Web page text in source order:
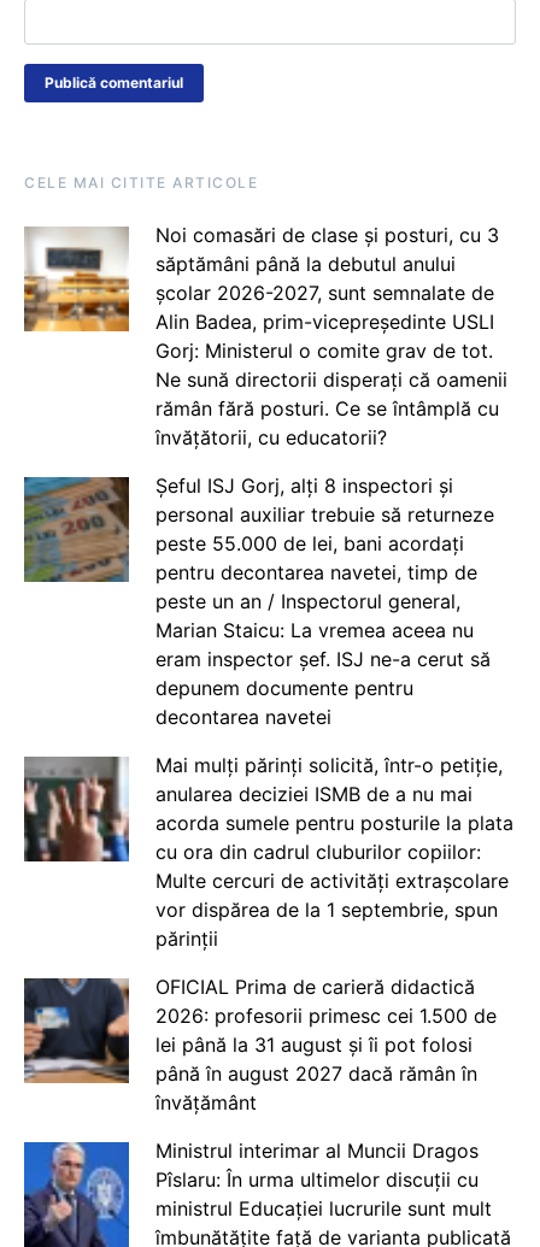
CELE MAI CITITE ARTICOLE
Noi comasări de clase și posturi, cu 3
săptămâni până la debutul anului
școlar 2026-2027, sunt semnalate de
Alin Badea, prim-vicepreședinte USLI
Gorj: Ministerul o comite grav de tot.
Ne sună directorii disperați că oamenii
rămân fără posturi. Ce se întâmplă cu
învățătorii, cu educatorii?
Șeful ISJ Gorj, alți 8 inspectori și
personal auxiliar trebuie să returneze
peste 55.000 de lei, bani acordați
pentru decontarea navetei, timp de
peste un an / Inspectorul general,
Marian Staicu: La vremea aceea nu
eram inspector șef. ISJ ne-a cerut să
depunem documente pentru
decontarea navetei
Mai mulți părinți solicită, într-o petiție,
anularea deciziei ISMB de a nu mai
acorda sumele pentru posturile la plata
cu ora din cadrul cluburilor copiilor:
Multe cercuri de activități extrașcolare
vor dispărea de la 1 septembrie, spun
părinții
OFICIAL Prima de carieră didactică
2026: profesorii primesc cei 1.500 de
lei până la 31 august și îi pot folosi
până în august 2027 dacă rămân în
învățământ
Ministrul interimar al Muncii Dragos
Pîslaru: În urma ultimelor discuții cu
ministrul Educației lucrurile sunt mult
îmbunătățite față de varianta publicată